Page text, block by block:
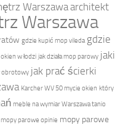
Warszawaarchitekt
Warszawa
gdzie kupić mop vileda gdzie
w łodzi jak działa mop parowy jaki
obrotowy jak prać ścierki
Karcher WV 50 mycie okien który
meble na wymiar Warszawa tanio
mopy parowe opinie mopy parowe